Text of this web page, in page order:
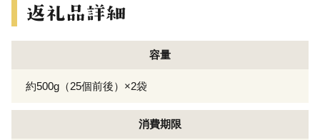
容量
約500g（25個前後）×2袋
消費期限